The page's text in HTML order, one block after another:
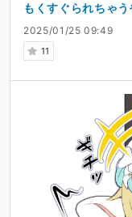
2025/01/25 09:49
11
もくすぐられちゃ